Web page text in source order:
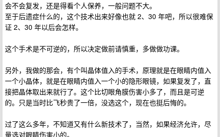
会不会复发，还是得看个人保养，一般问题不大。
至于后遗症什么的，这个技术出来好像也就 2、30 年吧，所以很难保
证 2、30 年以后会怎样。
这个手术是不可逆的，所以决定做前请慎重，多做做功课。
另外，我做的那会，有个叫晶体值入的手术，原理就是在眼睛内值入
一个小晶体，就是在眼睛内值入一个小的隐形眼镜，如果复发了，直
接把晶体取出来就行了。这个比切眼角膜伤害小多了，而且是可逆
的。只是当时比飞秒贵了一倍，没选这个，现在也挺后悔的。
过了这么多年，不知道又有什么新技术了，当然，如果经济允许，尽
量选对眼睛伤害小的。